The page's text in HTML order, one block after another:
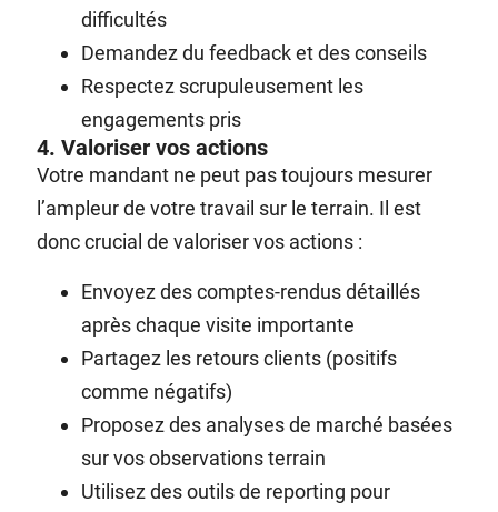
difficultés
Demandez du feedback et des conseils
Respectez scrupuleusement les
engagements pris
4. Valoriser vos actions
Votre mandant ne peut pas toujours mesurer
l’ampleur de votre travail sur le terrain. Il est
donc crucial de valoriser vos actions :
Envoyez des comptes-rendus détaillés
après chaque visite importante
Partagez les retours clients (positifs
comme négatifs)
Proposez des analyses de marché basées
sur vos observations terrain
Utilisez des outils de reporting pour